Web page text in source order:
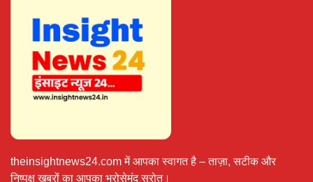
theinsightnews24.com में आपका स्वागत है – ताज़ा, सटीक और
निष्पक्ष खबरों का आपका भरोसेमंद स्रोत।